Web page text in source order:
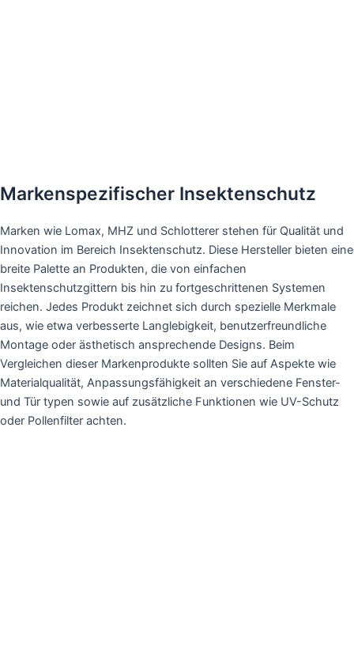
Markenspezifischer Insektenschutz
Marken wie Lomax, MHZ und Schlotterer stehen für Qualität und
Innovation im Bereich Insektenschutz. Diese Hersteller bieten eine
breite Palette an Produkten, die von einfachen
Insektenschutzgittern bis hin zu fortgeschrittenen Systemen
reichen. Jedes Produkt zeichnet sich durch spezielle Merkmale
aus, wie etwa verbesserte Langlebigkeit, benutzerfreundliche
Montage oder ästhetisch ansprechende Designs. Beim
Vergleichen dieser Markenprodukte sollten Sie auf Aspekte wie
Materialqualität, Anpassungsfähigkeit an verschiedene Fenster-
und Tür typen sowie auf zusätzliche Funktionen wie UV-Schutz
oder Pollenfilter achten.